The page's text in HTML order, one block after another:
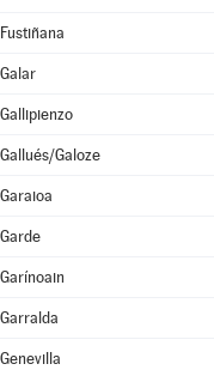
Fustiñana
Galar
Gallipienzo
Gallués/Galoze
Garaioa
Garde
Garínoain
Garralda
Genevilla